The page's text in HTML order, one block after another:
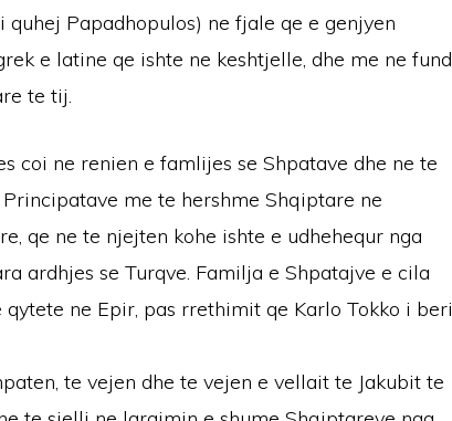
Papadhopulos) ne fjale qe e genjyen
e latine qe ishte ne keshtjelle, dhe me ne fund
te tij.
coi ne renien e famlijes se Shpatave dhe ne te
me te hershme Shqiptare ne
qe ne te njejten kohe ishte e udhehequr nga
ardhjes se Turqve. Familja e Shpatajve e cila
ne Epir, pas rrethimit qe Karlo Tokko i beri
te vejen dhe te vejen e vellait te Jakubit te